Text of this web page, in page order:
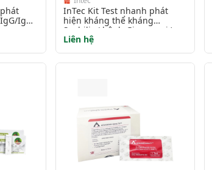
IgM
InTec Kit Test nhanh phát
hiện kháng thể kháng
Syphilis ( bệnh Giang mai )
Liên hệ